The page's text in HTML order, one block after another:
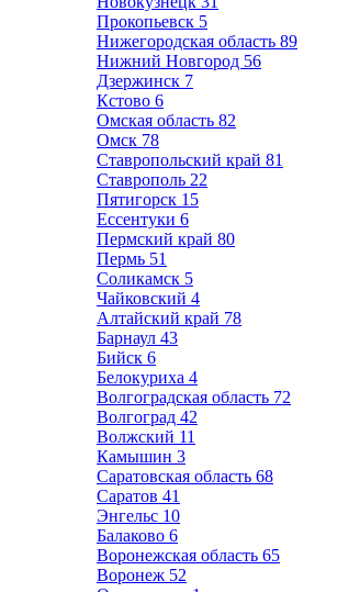
Прокопьевск 5
Нижегородская область 89
Нижний Новгород 56
Дзержинск 7
Кстово 6
Омская область 82
Омск 78
Ставропольский край 81
Ставрополь 22
Пятигорск 15
Ессентуки 6
Пермский край 80
Пермь 51
Соликамск 5
Чайковский 4
Алтайский край 78
Барнаул 43
Бийск 6
Белокуриха 4
Волгоградская область 72
Волгоград 42
Волжский 11
Камышин 3
Саратовская область 68
Саратов 41
Энгельс 10
Балаково 6
Воронежская область 65
Воронеж 52